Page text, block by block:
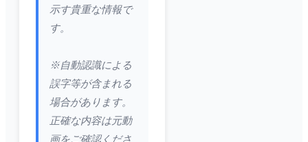
示す貴重な情報で
す。
※自動認識による
誤字等が含まれる
場合があります。
正確な内容は元動
画をご確認くださ